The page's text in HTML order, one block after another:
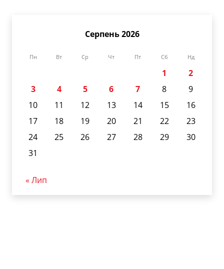
Серпень 2026
Пн Вт Ср Чт Пт Сб Нд
1
2
3
4 5 6 7 8
9
10
11 12 13 14 15
16
17
18 19 20 21 22
23
24
25 26 27 28 29
30
31
« Лип